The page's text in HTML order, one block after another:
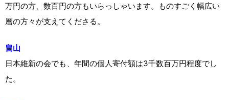
万円の方、数百円の方もいらっしゃいます。ものすごく幅広い
層の方々が支えてくださる。
畠山
日本維新の会でも、年間の個人寄付額は3千数百万円程度でし
た。